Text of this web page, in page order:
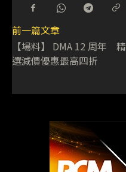
前一篇文章
【場料】 DMA 12 周年 精
選減價優惠最高四折